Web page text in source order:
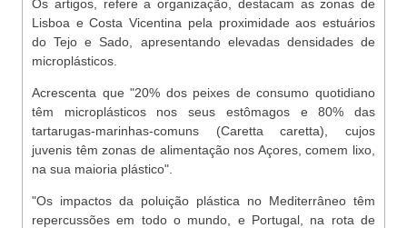
Os artigos, refere a organização, destacam as zonas de
Lisboa e Costa Vicentina pela proximidade aos estuários
do Tejo e Sado, apresentando elevadas densidades de
microplásticos.
Acrescenta que "20% dos peixes de consumo quotidiano
têm microplásticos nos seus estômagos e 80% das
tartarugas-marinhas-comuns (Caretta caretta), cujos
juvenis têm zonas de alimentação nos Açores, comem lixo,
na sua maioria plástico".
"Os impactos da poluição plástica no Mediterrâneo têm
repercussões em todo o mundo, e Portugal, na rota de